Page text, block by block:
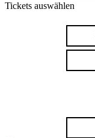
Tickets auswählen